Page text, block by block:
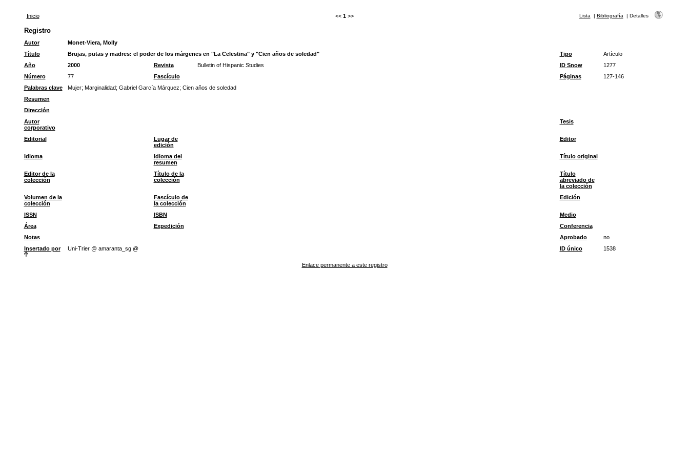
Inicio << 1 >> Lista | Bibliografía | Detalles
Registro
Autor
Monet-Viera, Molly
Título
Brujas, putas y madres: el poder de los márgenes en "La Celestina" y "Cien años de soledad" Tipo
Artículo
Año
2000 Revista Bulletin of Hispanic Studies ID Snow
1277
Número
77 Fascículo Páginas
127-146
Palabras clave
Mujer; Marginalidad; Gabriel García Márquez; Cien años de soledad
Resumen
Dirección
Autor
corporativo
Tesis
Editorial
Lugar de
edición
Editor
Idioma
Idioma del
resumen
Título original
Editor de la
colección
Título de la
colección
Título
abreviado de
la colección
Volumen de la
colección
Fascículo de
la colección
Edición
ISSN ISBN
Medio
Área
Expedición
Conferencia
Notas
Aprobado
no
Insertado por
Uni-Trier @ amaranta_sg @ ID único 1538
Enlace permanente a este registro